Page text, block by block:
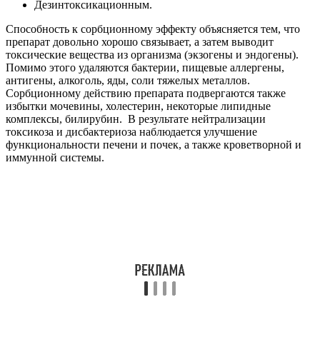
Дезинтоксикационным.
Способность к сорбционному эффекту объясняется тем, что
препарат довольно хорошо связывает, а затем выводит
токсические вещества из организма (экзогены и эндогены).
Помимо этого удаляются бактерии, пищевые аллергены,
антигены, алкоголь, яды, соли тяжелых металлов.
Сорбционному действию препарата подвергаются также
избытки мочевины, холестерин, некоторые липидные
комплексы, билирубин. В результате нейтрализации
токсикоза и дисбактериоза наблюдается улучшение
функциональности печени и почек, а также кроветворной и
иммунной системы.